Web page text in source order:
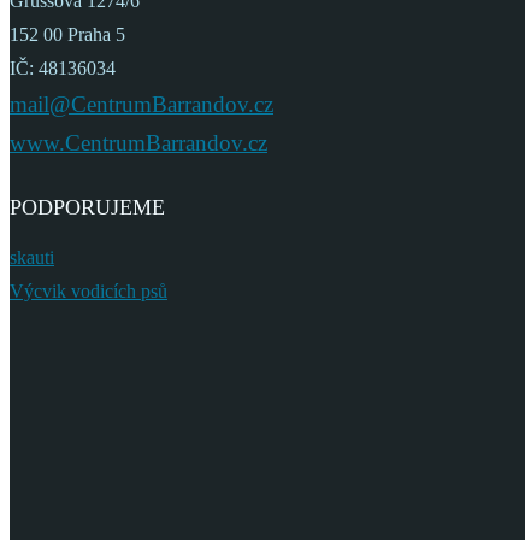
152 00 Praha 5
IČ: 48136034
mail@CentrumBarrandov.cz
www.CentrumBarrandov.cz
PODPORUJEME
skauti
Výcvik vodicích psů